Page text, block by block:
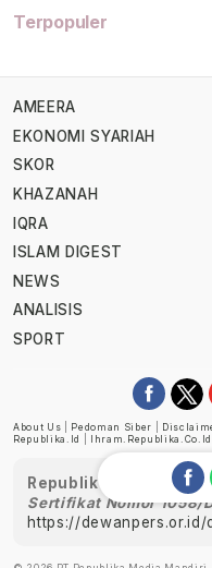
Terpopuler
AMEERA
EKONOMI SYARIAH
SKOR
KHAZANAH
IQRA
ISLAM DIGEST
NEWS
ANALISIS
SPORT
About Us Pedoman Siber
Republika.id
Ihram.republika.co.id
Republika telah
Sertifikat Nomor
https://